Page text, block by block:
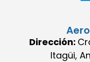
Dirección:
Itagüi,